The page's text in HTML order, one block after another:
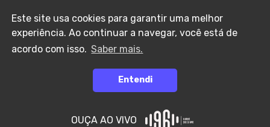
Este site usa cookies para garantir uma melhor
experiência. Ao continuar a navegar, você está de
acordo com isso. Saber mais.
Entendi
OUÇA AO VIVO